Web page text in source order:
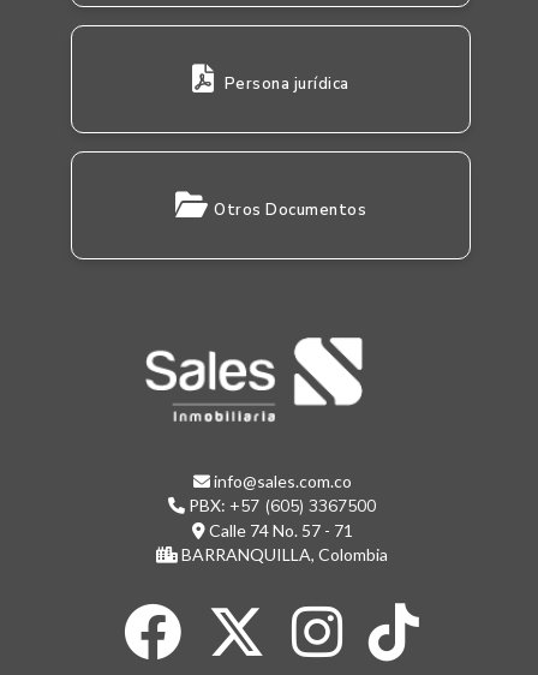
Persona jurídica
Otros Documentos
info@sales.com.co
PBX: +57 (605) 3367500
Calle 74 No. 57 - 71
BARRANQUILLA, Colombia